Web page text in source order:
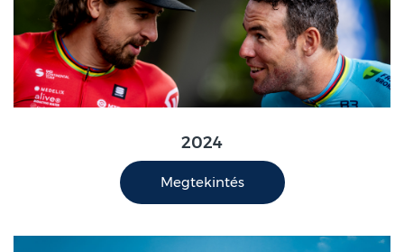
2024
Megtekintés